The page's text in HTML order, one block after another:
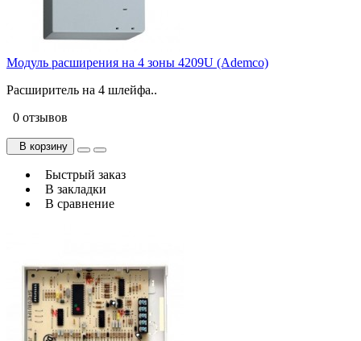
Модуль расширения на 4 зоны 4209U (Ademco)
Расширитель на 4 шлейфа..
0 отзывов
В корзину
Быстрый заказ
В закладки
В сравнение